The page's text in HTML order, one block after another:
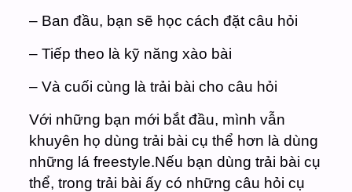
– Ban đầu, bạn sẽ học cách đặt câu hỏi
– Tiếp theo là kỹ năng xào bài
– Và cuối cùng là trải bài cho câu hỏi
Với những bạn mới bắt đầu, mình vẫn
khuyên họ dùng trải bài cụ thể hơn là dùng
những lá freestyle.Nếu bạn dùng trải bài cụ
thể, trong trải bài ấy có những câu hỏi cụ